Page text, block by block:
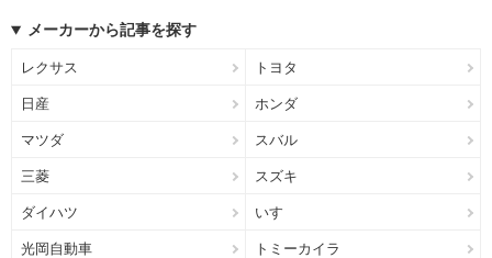
メーカーから記事を探す
レクサス トヨタ
日産 ホンダ
マツダ スバル
三菱 スズキ
ダイハツ いすゞ
光岡自動車 トミーカイラ